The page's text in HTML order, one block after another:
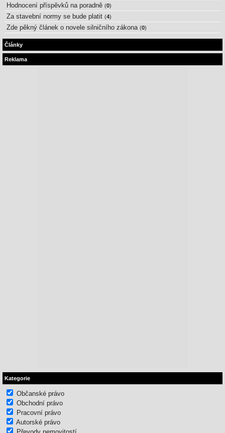
Hodnocení příspěvků na poradně (0)
Za stavební normy se bude platit (4)
Zde pěkný článek o novele silničního zákona (0)
Články
Reklama
Kategorie
Občanské právo
Obchodní právo
Pracovní právo
Autorské právo